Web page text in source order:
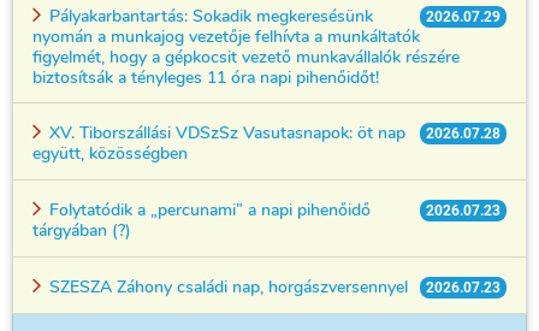
2026.07.29
Pályakarbantartás: Sokadik megkeresésünk
nyomán a munkajog vezetője felhívta a munkáltatók
figyelmét, hogy a gépkocsit vezető munkavállalók részére
biztosítsák a tényleges 11 óra napi pihenőidőt!
2026.07.28
XV. Tiborszállási VDSzSz Vasutasnapok: öt nap
együtt, közösségben
2026.07.23
Folytatódik a „percunami” a napi pihenőidő
tárgyában (?)
2026.07.23
SZESZA Záhony családi nap, horgászversennyel